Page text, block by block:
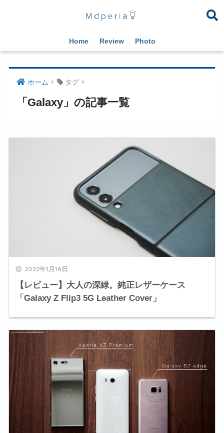
Home Review Photo
ホーム タグ
「Galaxy」の記事一覧
2022年1月16日
【レビュー】大人の深緑。純正レザーケース
「Galaxy Z Flip3 5G Leather Cover」